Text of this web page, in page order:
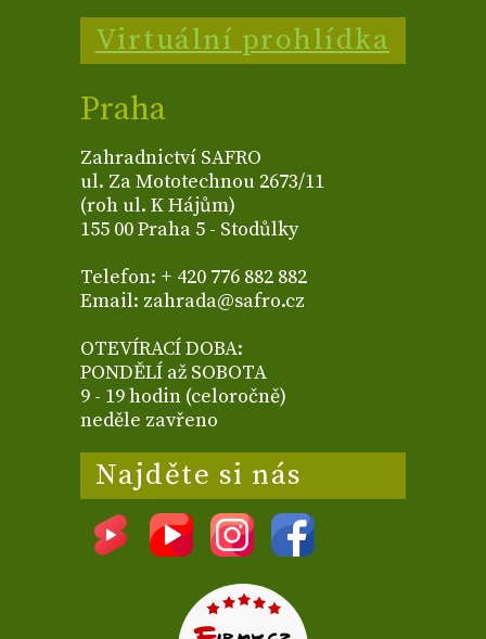
Virtuální prohlídka
Praha
Zahradnictví SAFRO
ul. Za Mototechnou 2673/11
(roh ul. K Hájům)
155 00 Praha 5 - Stodůlky
Telefon: + 420 776 882 882
Email: zahrada@safro.cz
OTEVÍRACÍ DOBA:
PONDĚLÍ až SOBOTA
9 - 19 hodin (celoročně)
neděle zavřeno
Najděte si nás